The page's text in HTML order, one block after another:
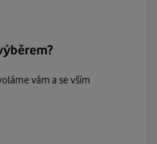
vám a se vším